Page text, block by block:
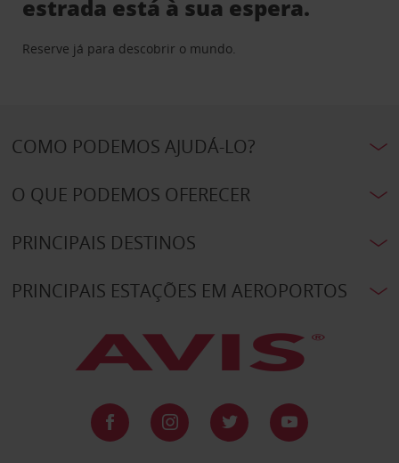
estrada está à sua espera.
Reserve já para descobrir o mundo.
COMO PODEMOS AJUDÁ-LO?
O QUE PODEMOS OFERECER
PRINCIPAIS DESTINOS
PRINCIPAIS ESTAÇÕES EM AEROPORTOS